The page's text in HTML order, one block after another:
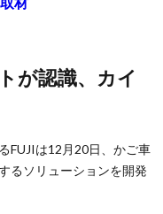
FUJIは12月20日、かご車
るソリューションを開発